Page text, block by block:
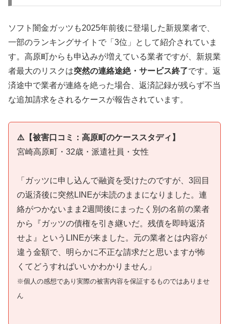
ソフト闇金ガッツも2025年前後に登場した新規業者で、
一部のランキングサイトで「3位」として紹介されていま
す。高原町からも申込みが増えている業者ですが、新規業
者最大のリスクは突然の連絡途絶・サービス終了です。返
済途中で業者が連絡を絶った場合、返済記録が残らず不当
な追加請求をされるケースが報告されています。
⚠️【被害口コミ：高原町のケーススタディ】
宮崎高原町・32歳・派遣社員・女性
「ガッツに申し込んで融資を受けたのですが、3回目
の返済後に突然LINEが未読のままになりました。連
絡がつかないまま2週間後にまったく別の名前の業者
から『ガッツの債権を引き継いだ。残債を即時返済
せよ』というLINEが来ました。元の業者とは内容が
違う金額で、明らかに不正な請求だと思いますが怖
くてどうすればいいかわかりません」
※個人の感想であり実際の被害内容を保証するものではありませ
ん